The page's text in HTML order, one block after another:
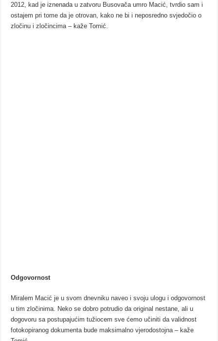
2012, kad je iznenada u zatvoru Busovača umro Macić, tvrdio sam i
ostajem pri tome da je otrovan, kako ne bi i neposredno svjedočio o
zločinu i zločincima – kaže Tomić.
Odgovornost
Miralem Macić je u svom dnevniku naveo i svoju ulogu i odgovornost
u tim zločinima. Neko se dobro potrudio da original nestane, ali u
dogovoru sa postupajućim tužiocem sve ćemo učiniti da validnost
fotokopiranog dokumenta bude maksimalno vjerodostojna – kaže